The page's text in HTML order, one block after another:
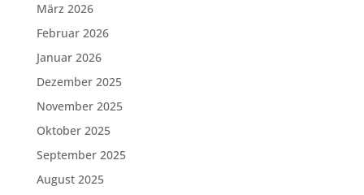
März 2026
Februar 2026
Januar 2026
Dezember 2025
November 2025
Oktober 2025
September 2025
August 2025